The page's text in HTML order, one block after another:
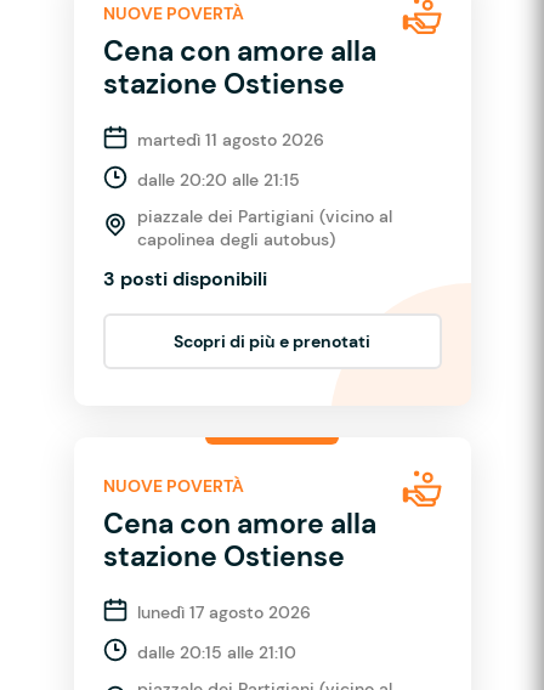
NUOVE POVERTÀ
Cena con amore alla
stazione Ostiense
martedì 11 agosto 2026
dalle 20:20 alle 21:15
piazzale dei Partigiani (vicino al
capolinea degli autobus)
3 posti disponibili
Scopri di più e prenotati
NUOVE POVERTÀ
Cena con amore alla
stazione Ostiense
lunedì 17 agosto 2026
dalle 20:15 alle 21:10